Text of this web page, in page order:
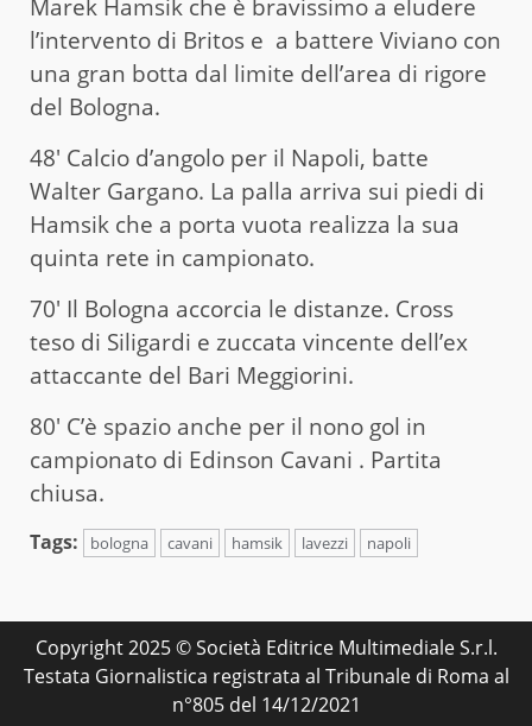
Marek Hamsik che è bravissimo a eludere
l’intervento di Britos e a battere Viviano con
una gran botta dal limite dell’area di rigore
del Bologna.
48′ Calcio d’angolo per il Napoli, batte
Walter Gargano. La palla arriva sui piedi di
Hamsik che a porta vuota realizza la sua
quinta rete in campionato.
70′ Il Bologna accorcia le distanze. Cross
teso di Siligardi e zuccata vincente dell’ex
attaccante del Bari Meggiorini.
80′ C’è spazio anche per il nono gol in
campionato di Edinson Cavani . Partita
chiusa.
Tags: bologna cavani hamsik lavezzi napoli
Copyright 2025 © Società Editrice Multimediale S.r.l.
Testata Giornalistica registrata al Tribunale di Roma al
n°805 del 14/12/2021